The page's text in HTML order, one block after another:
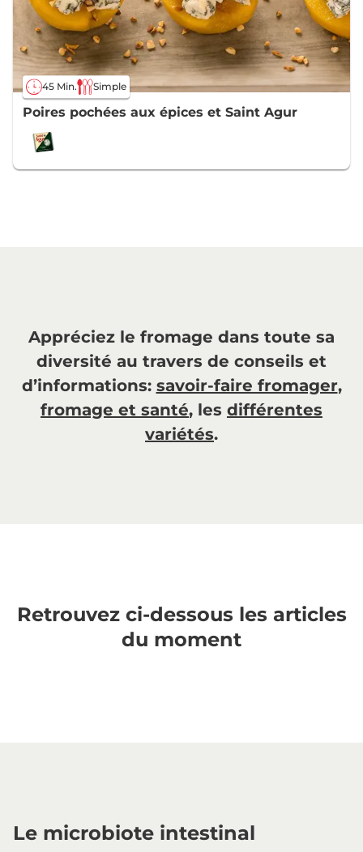
45 Min. Simple
Poires pochées aux épices et Saint Agur
Appréciez le fromage dans toute sa
diversité au travers de conseils et
d’informations: savoir-faire fromager,
fromage et santé, les différentes
variétés.
Retrouvez ci-dessous les articles
du moment
Le microbiote intestinal